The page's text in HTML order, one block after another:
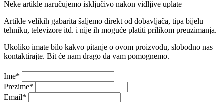
Neke artikle naručujemo isključivo nakon vidljive uplate
Artikle velikih gabarita šaljemo direkt od dobavljača, tipa bijelu
tehniku, televizore itd. i nije ih moguće platiti prilikom preuzimanja.
Ukoliko imate bilo kakvo pitanje o ovom proizvodu, slobodno nas
kontaktirajte. Bit će nam drago da vam pomognemo.
Ime*
Prezime*
Email*